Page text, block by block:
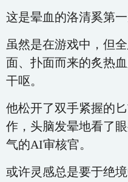
这是晕血的洛清奚第一
虽然是在游戏中，但
面、扑面而来的炙热
干呕。
他松开了双手紧握的
作，头脑发晕地看了
气的AI审核官。
或许灵感总是要于绝